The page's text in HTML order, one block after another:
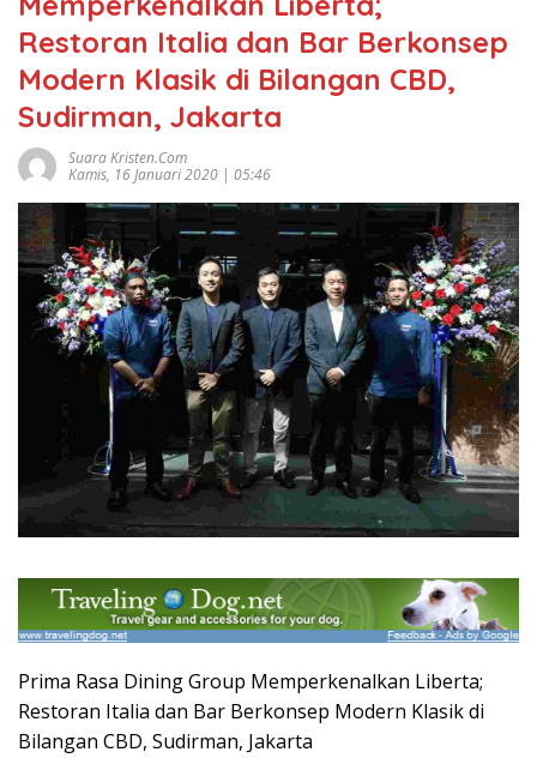
Restoran Italia dan Bar Berkonsep
Modern Klasik di Bilangan CBD,
Sudirman, Jakarta
Suara Kristen.com
Kamis, 16 Januari 2020 | 05:46
Prima Rasa Dining Group Memperkenalkan Liberta;
Restoran Italia dan Bar Berkonsep Modern Klasik di
Bilangan CBD, Sudirman, Jakarta